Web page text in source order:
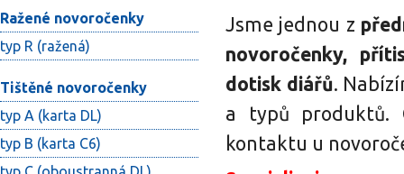
Ražené novoročenky
typ R (ražená)
Tištěné novoročenky
typ A (karta DL)
typ B (karta C6)
Jsme jednou z
novoročenky,
dotisk diářů.
a typů produktů.
kontaktu u